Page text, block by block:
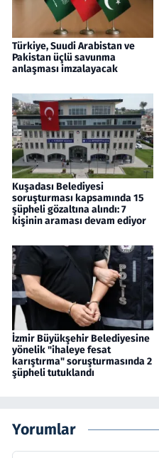
Türkiye, Suudi Arabistan ve
Pakistan üçlü savunma
anlaşması imzalayacak
Kuşadası Belediyesi
soruşturması kapsamında 15
şüpheli gözaltına alındı: 7
kişinin araması devam ediyor
İzmir Büyükşehir Belediyesine
yönelik "ihaleye fesat
karıştırma" soruşturmasında 2
şüpheli tutuklandı
Yorumlar